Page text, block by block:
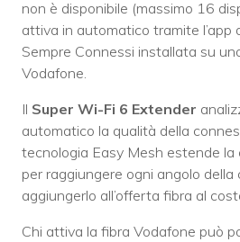
non è disponibile (massimo 16
attiva in automatico tramite l’app
Sempre Connessi installata su
Vodafone.
Il Super Wi-Fi 6 Extender
automatico la qualità della
tecnologia Easy Mesh estende
per raggiungere ogni angolo della
aggiungerlo all’offerta fibra al
Chi attiva la fibra Vodafone può